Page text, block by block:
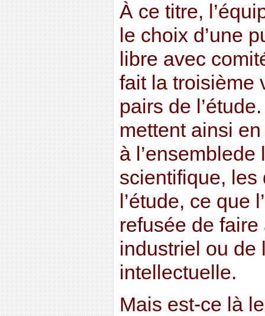
À ce titre,
le choix d’une
libre avec
fait la troisième
pairs de
mettent ainsi
à
scientifique, les
l’étude, ce que
refusée de
industriel ou de
intellectuelle.
Mais est-ce là